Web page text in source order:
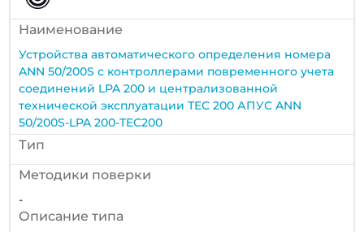
Наименование
Устройства автоматического определения номера
ANN 50/200S с контроллерами повременного учета
соединений LPA 200 и централизованной
технической эксплуатации ТЕС 200 АПУС ANN
50/200S-LPA 200-TEC200
Тип
Методики поверки
-
Описание типа